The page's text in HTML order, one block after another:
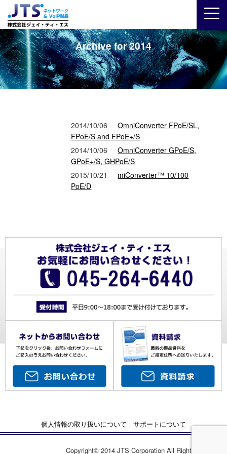
Archive for 2014
2014/10/06
OmniConverter FPoE/SL,
FPoE/S and FPoE+/S
2014/10/06
OmniConverter GPoE/S,
GPoE+/S, GHPoE/S
2015/10/21
miConverter™ 10/100
PoE/D
個人情報の取り扱いについて ｜ サポートについて
Copyright© 2014 JTS Corporation All Rights Reserved.